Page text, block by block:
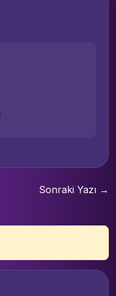
Sonraki Yazı →